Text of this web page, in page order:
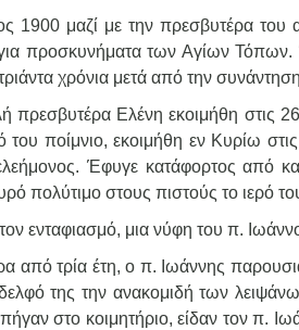
1900 μαζί με την πρεσβυτέρα
προσκυνήματα των Αγίων Τόπων.
τριάντα χρόνια μετά από την
πρεσβυτέρα Ελένη εκοιμήθη στις
του ποίμνιο, εκοιμήθη εν Κυρίω
Έφυγε κατάφορτος από
πολύτιμο στους πιστούς το ιερό
ενταφιασμό, μια νύφη του π.
από τρία έτη, ο π. Ιωάννης
της την ανακομιδή των
στο κοιμητήριο, είδαν τον π.